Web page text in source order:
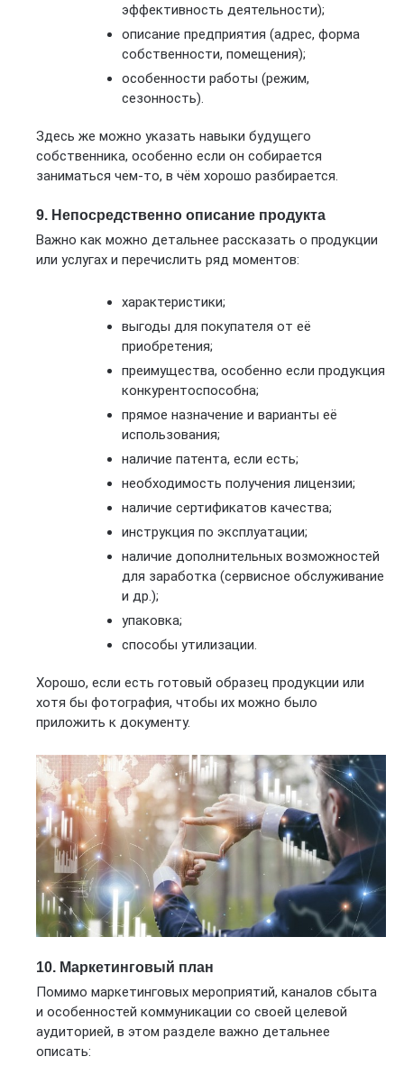
эффективность деятельности);
описание предприятия (адрес, форма
собственности, помещения);
особенности работы (режим,
сезонность).
Здесь же можно указать навыки будущего
собственника, особенно если он собирается
заниматься чем-то, в чём хорошо разбирается.
9. Непосредственно описание продукта
Важно как можно детальнее рассказать о продукции
или услугах и перечислить ряд моментов:
характеристики;
выгоды для покупателя от её
приобретения;
преимущества, особенно если продукция
конкурентоспособна;
прямое назначение и варианты её
использования;
наличие патента, если есть;
необходимость получения лицензии;
наличие сертификатов качества;
инструкция по эксплуатации;
наличие дополнительных возможностей
для заработка (сервисное обслуживание
и др.);
упаковка;
способы утилизации.
Хорошо, если есть готовый образец продукции или
хотя бы фотография, чтобы их можно было
приложить к документу.
10. Маркетинговый план
Помимо маркетинговых мероприятий, каналов сбыта
и особенностей коммуникации со своей целевой
аудиторией, в этом разделе важно детальнее
описать: